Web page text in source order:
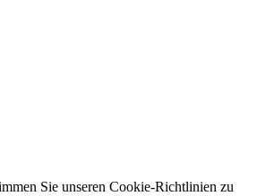
Sie unseren Cookie-Richtlinien zu